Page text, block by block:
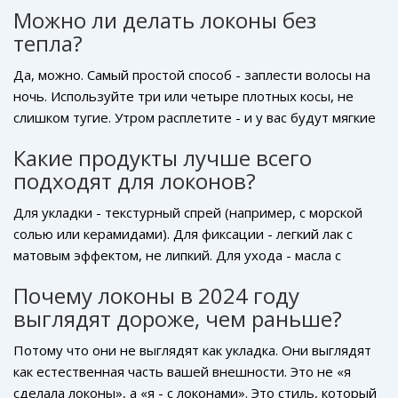
волосы каждый день, локоны будут постепенно
превращаться в естественные волны - и это даже
быть живыми.
Можно ли делать локоны без
тепла?
Да, можно. Самый простой способ - заплести волосы на
ночь. Используйте три или четыре плотных косы, не
слишком тугие. Утром расплетите - и у вас будут мягкие
нанесите легкий увлажняющий крем или мусс. Этот
метод идеален для тех, кто не хочет повреждать
гораздо более естественный.
Какие продукты лучше всего
подходят для локонов?
Для укладки - текстурный спрей (например, с морской
солью или керамидами). Для фиксации - легкий лак с
матовым эффектом, не липкий. Для ухода - масла с
гелей и восков с силиконами - они делают волосы
тяжелыми и безжизненными. Главное правило: меньше -
Почему локоны в 2024 году
выглядят дороже, чем раньше?
Потому что они не выглядят как укладка. Они выглядят
как естественная часть вашей внешности. Это не «я
сделала локоны», а «я - с локонами». Это стиль, который